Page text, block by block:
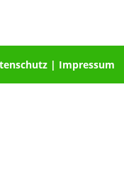
| Impressum